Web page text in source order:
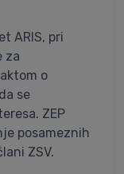
ARIS, pri
za
o
se
ZEP
posameznih
ZSV.